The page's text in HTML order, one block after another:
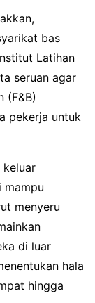
bas
Latihan
seruan agar
(F&B)
pekerja untuk
keluar
mampu
menyeru
di luar
hala
hingga